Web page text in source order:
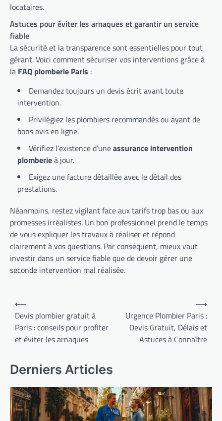
locataires.
Astuces pour éviter les arnaques et garantir un service
fiable
La sécurité et la transparence sont essentielles pour tout
gérant. Voici comment sécuriser vos interventions grâce à
la FAQ plomberie Paris :
Demandez toujours un devis écrit avant toute
intervention.
Privilégiez les plombiers recommandés ou ayant de
bons avis en ligne.
Vérifiez l’existence d’uneassurance intervention
plomberieà jour.
Exigez une facture détaillée avec le détail des
prestations.
Néanmoins, restez vigilant face aux tarifs trop bas ou aux
promesses irréalistes. Un bon professionnel prend le temps
de vous expliquer les travaux à réaliser et répond
clairement à vos questions. Par conséquent, mieux vaut
investir dans un service fiable que de devoir gérer une
seconde intervention mal réalisée.
Navigation
de
l’article
⟵
Devis plombier gratuit à
Paris : conseils pour profiter
et éviter les arnaques
Urgence Plombier Paris :
Devis Gratuit, Délais et
Astuces à Connaître
⟶
Derniers Articles